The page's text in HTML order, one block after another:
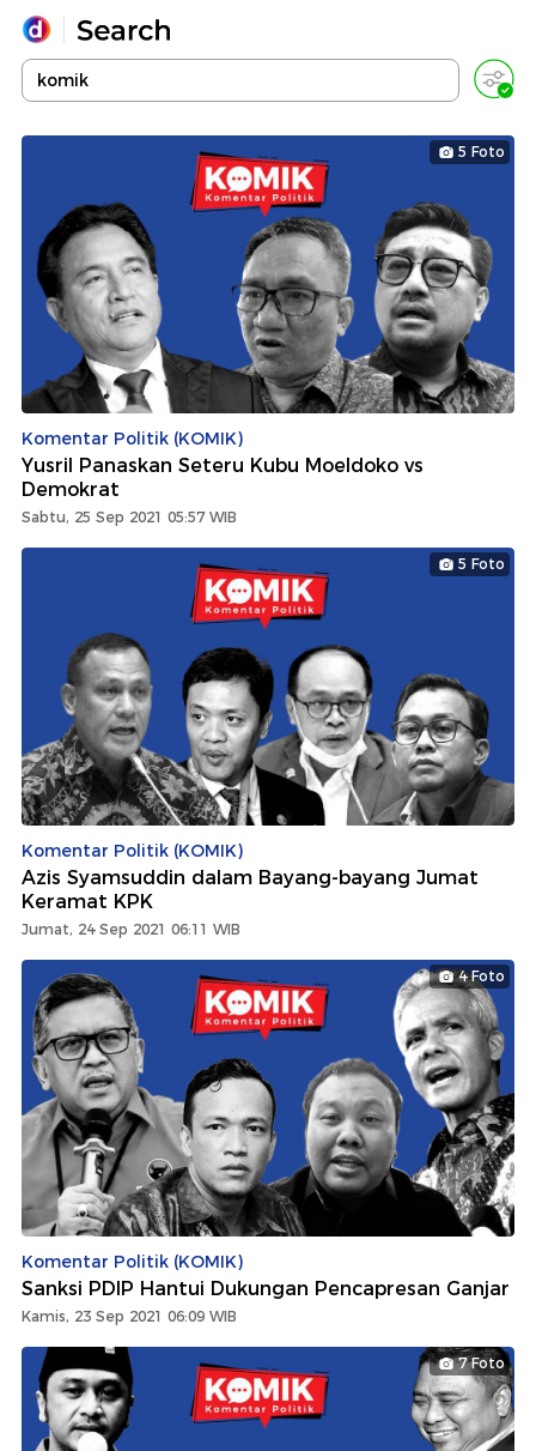
Yang sedang ramai dicari
Loading...
Promoted
Terakhir yang dicari
5 Foto
Komentar Politik (KOMIK)
Yusril Panaskan Seteru Kubu Moeldoko vs
Demokrat
Sabtu, 25 Sep 2021 05:57 WIB
5 Foto
Komentar Politik (KOMIK)
Azis Syamsuddin dalam Bayang-bayang Jumat
Keramat KPK
Jumat, 24 Sep 2021 06:11 WIB
4 Foto
Komentar Politik (KOMIK)
Sanksi PDIP Hantui Dukungan Pencapresan Ganjar
Kamis, 23 Sep 2021 06:09 WIB
7 Foto